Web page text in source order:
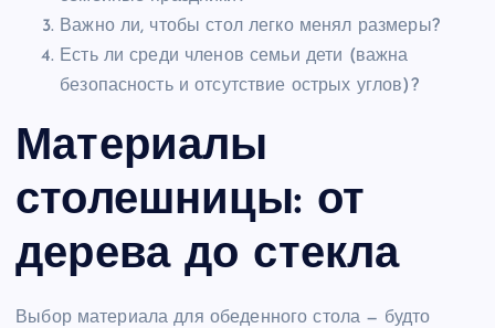
Важно ли, чтобы стол легко менял размеры?
Есть ли среди членов семьи дети (важна
безопасность и отсутствие острых углов)?
Материалы
столешницы: от
дерева до стекла
Выбор материала для обеденного стола — будто